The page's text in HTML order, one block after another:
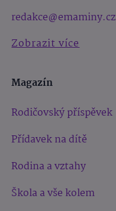
redakce@emaminy.cz
Zobrazit více
Magazín
Rodičovský příspěvek
Přídavek na dítě
Rodina a vztahy
Škola a vše kolem